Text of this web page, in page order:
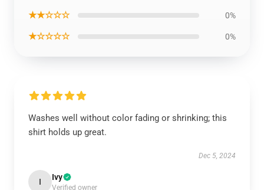
★★☆☆☆ 0%
★☆☆☆☆ 0%
Washes well without color fading or shrinking; this
shirt holds up great.
Dec 5, 2024
I Ivy
Verified owner